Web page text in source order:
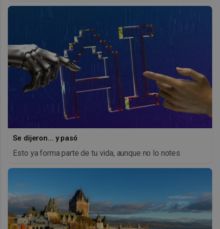
Se dijeron… y pasó
Esto ya forma parte de tu vida, aunque no lo notes